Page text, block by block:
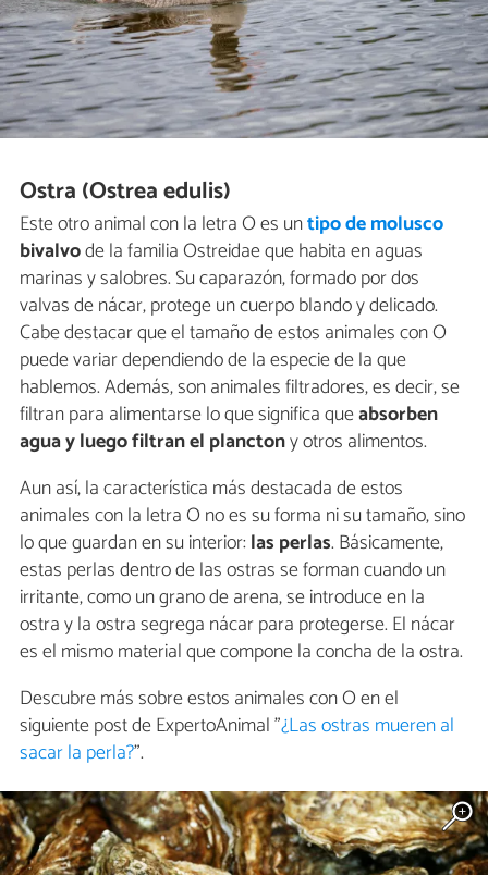
Ostra (Ostrea edulis)
Este otro animal con la letra O es untipo de molusco
bivalvode la familia Ostreidae que habita en aguas
marinas y salobres. Su caparazón, formado por dos
valvas de nácar, protege un cuerpo blando y delicado.
Cabe destacar que el tamaño de estos animales con O
puede variar dependiendo de la especie de la que
hablemos. Además, son animales filtradores, es decir, se
filtran para alimentarse lo que significa queabsorben
agua y luego filtranel planctony otros alimentos.
Aun así, la característica más destacada de estos
animales con la letra O no es su forma ni su tamaño, sino
lo que guardan en su interior:las perlas. Básicamente,
estas perlas dentro de las ostras se forman cuando un
irritante, como un grano de arena, se introduce en la
ostra y la ostra segrega nácar para protegerse. El nácar
es el mismo material que compone la concha de la ostra.
Descubre más sobre estos animales con O en el
siguiente post de ExpertoAnimal "¿Las ostras mueren al
sacar la perla?".